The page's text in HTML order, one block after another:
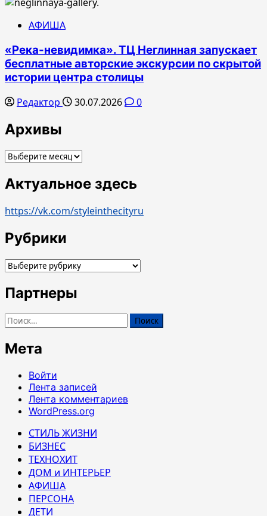
АФИША
«Река-невидимка». ТЦ Неглинная запускает
бесплатные авторские экскурсии по скрытой
истории центра столицы
Редактор 30.07.2026 0
Архивы
Архивы
Актуальное здесь
https://vk.com/styleinthecityru
Рубрики
Рубрики
Партнеры
Найти:
Мета
Войти
Лента записей
Лента комментариев
WordPress.org
СТИЛЬ ЖИЗНИ
БИЗНЕС
ТЕХНОХИТ
ДОМ и ИНТЕРЬЕР
АФИША
ПЕРСОНА
ДЕТИ